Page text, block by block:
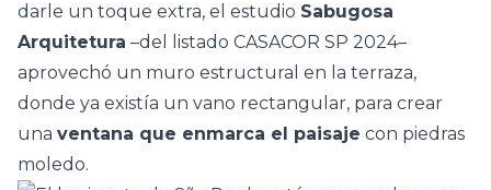
darle un toque extra, el estudio Sabugosa
Arquitetura –del listado CASACOR SP 2024–
aprovechó un muro estructural en la terraza,
donde ya existía un vano rectangular, para crear
una ventana que enmarca el paisaje con piedras
moledo.